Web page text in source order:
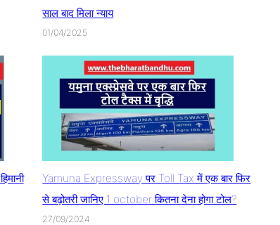
साल बाद मिला न्याय
01/04/2025
Yamuna Expressway पर Toll Tax में एक बार फिर
से बढ़ोतरी जानिए 1 october कितना देना होगा टोल?
27/09/2024